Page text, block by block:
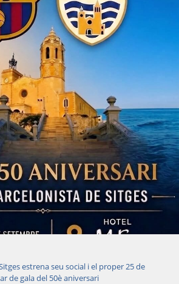
estrena seu social i el proper 25 de
de gala del 50è aniversari